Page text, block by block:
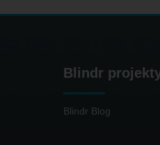
Blindr
Blindr Blog